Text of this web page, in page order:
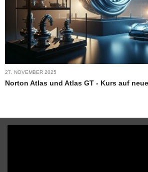
27. NOVEMBER 2025
Norton Atlas und Atlas GT - Kurs auf